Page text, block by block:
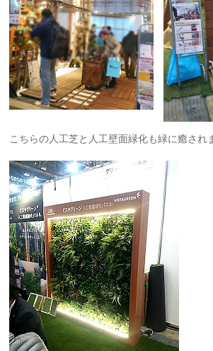
こちらの人工芝と人工壁面緑化も緑に癒され